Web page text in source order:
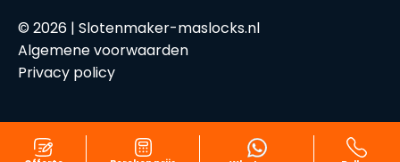
© 2026 | Slotenmaker-maslocks.nl
Algemene voorwaarden
Privacy policy